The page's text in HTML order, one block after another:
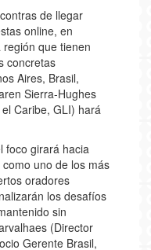
de llegar
online, en
que tienen
concretas
Aires, Brasil,
Sierra-Hughes
Caribe, GLI) hará
foco girará hacia
uno de los más
oradores
los desafíos
sin
(Director
Gerente Brasil,